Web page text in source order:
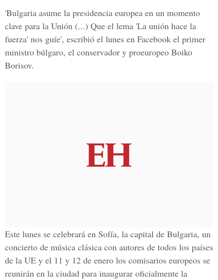
'Bulgaria asume la presidencia europea en un momento
clave para la Unión (...) Que el lema 'La unión hace la
fuerza' nos guíe', escribió el lunes en Facebook el primer
ministro búlgaro, el conservador y proeuropeo Boiko
Borisov.
Este lunes se celebrará en Sofía, la capital de Bulgaria, un
concierto de música clásica con autores de todos los países
de la UE y el 11 y 12 de enero los comisarios europeos se
reunirán en la ciudad para inaugurar oficialmente la